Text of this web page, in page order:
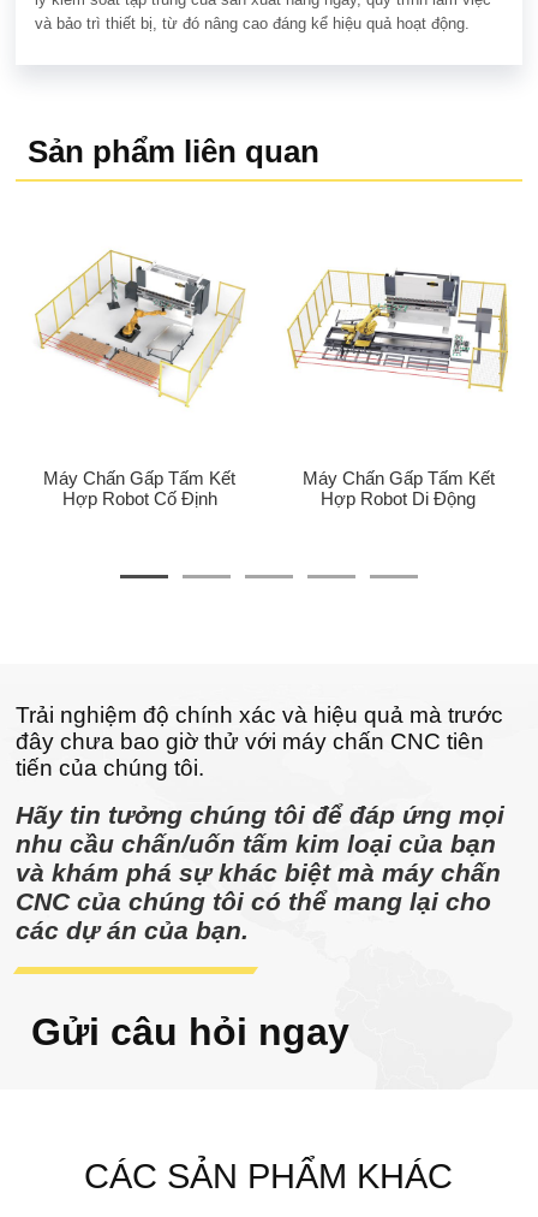
và bảo trì thiết bị, từ đó nâng cao đáng kể hiệu quả hoạt động.
Sản phẩm liên quan
Máy Chấn Gấp Tấm Kết
Hợp Robot Cố Định
Máy Chấn Gấp Tấm Kết
Hợp Robot Di Động
Trải nghiệm độ chính xác và hiệu quả mà trước
đây chưa bao giờ thử với máy chấn CNC tiên
tiến của chúng tôi.
Hãy tin tưởng chúng tôi để đáp ứng mọi
nhu cầu chấn/uốn tấm kim loại của bạn
và khám phá sự khác biệt mà máy chấn
CNC của chúng tôi có thể mang lại cho
các dự án của bạn.
Gửi câu hỏi ngay
CÁC SẢN PHẨM KHÁC